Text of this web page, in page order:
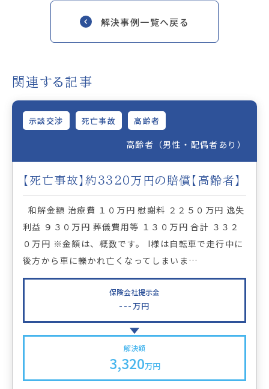
解決事例一覧へ戻る
関連する記事
示談交渉 死亡事故 高齢者
高齢者（男性・配偶者あり）
【死亡事故】約3320万円の賠償【高齢者】
保険会社提示金
--- 万円
解決額
3,320万円
和解金額 治療費 １０万円 慰謝料 ２２５０万円 逸失
利益 ９３０万円 葬儀費用等 １３０万円 合計 ３３２
０万円 ※金額は、概数です。 I様は自転車で走行中に
後方から車に轢かれ亡くなってしまいま…